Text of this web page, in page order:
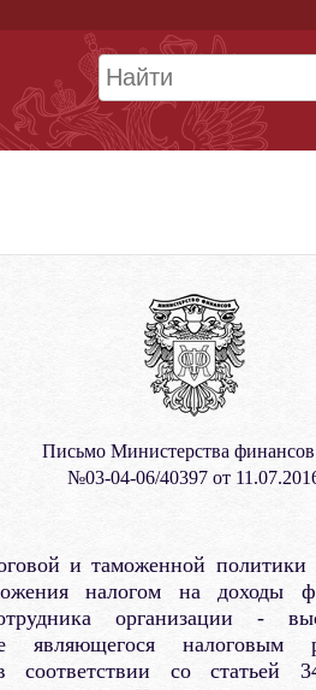
Письмо Министерства
№03-04-06/40397 от
и таможенной
налогом на доходы
организации -
являющегося налоговым
со статьей